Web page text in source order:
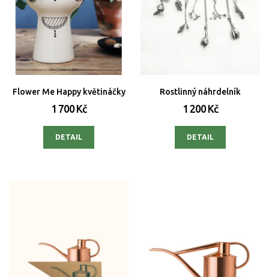
Flower Me Happy květináčky
1 700 Kč
DETAIL
Rostlinný náhrdelník
1 200 Kč
DETAIL